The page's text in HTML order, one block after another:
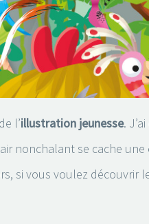
l’illustration jeunesse.
nonchalant se cache une
si vous voulez découvrir